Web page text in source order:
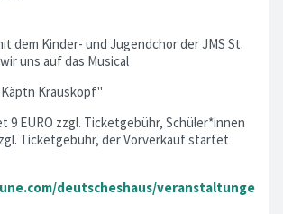
dem Kinder- und Jugendchor der JMS St.
uns auf das Musical
Krauskopf"
9 EURO zzgl. Ticketgebühr, Schüler*innen
Ticketgebühr, der Vorverkauf startet
deutscheshaus/veranstaltunge